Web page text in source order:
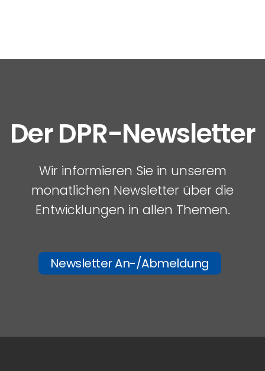
Der DPR-Newsletter
Wir informieren Sie in unserem
monatlichen Newsletter über die
Entwicklungen in allen Themen.
Newsletter An-/Abmeldung